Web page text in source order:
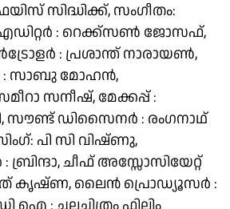
സിദ്ധിക്ക്, സംഗീതം:
എഡിറ്റർ : റെക്ക്സൺ ജോസഫ്,
: പ്രശാന്ത് നാരായൺ,
: സാബു മോഹൻ,
സനീഷ്, മേക്കപ്പ് :
സൗണ്ട് ഡിസൈനർ : രംഗനാഥ്
പി സി വിഷ്ണു,
ചീഫ് അസ്സോസിയേറ്റ്
കൃഷ്ണ, ലൈൻ പ്രൊഡ്യൂസർ :